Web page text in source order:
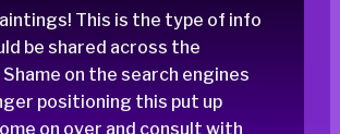
This is the type of info
be shared across the
on the search engines
positioning this put up
on over and consult with